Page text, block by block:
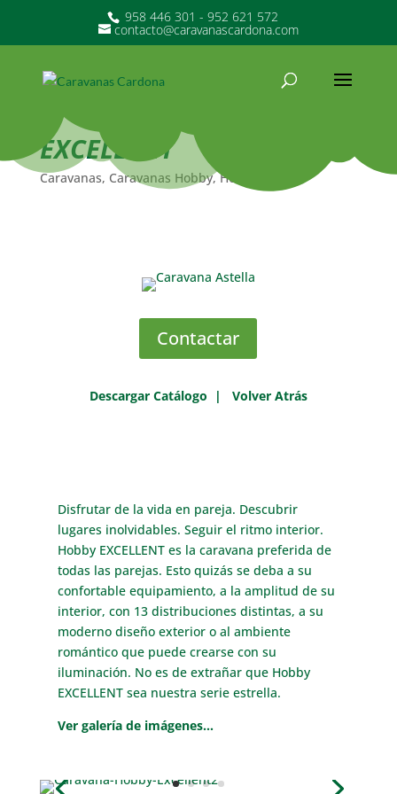
958 446 301 - 952 621 572
contacto@caravanascardona.com
EXCELLENT
Caravanas, Caravanas Hobby,Hobby
Contactar
Descargar Catálogo | Volver Atrás
Disfrutar de la vida en pareja. Descubrir
lugares inolvidables. Seguir el ritmo interior.
Hobby EXCELLENT es la caravana preferida de
todas las parejas. Esto quizás se deba a su
confortable equipamiento, a la amplitud de su
interior, con 13 distribuciones distintas, a su
moderno diseño exterior o al ambiente
romántico que puede crearse con su
iluminación. No es de extrañar que Hobby
EXCELLENT sea nuestra serie estrella.
Ver galería de imágenes…